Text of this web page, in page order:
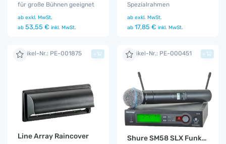
für große Bühnen geeignet
ab exkl. MwSt.
ab 53,55 € inkl. MwSt.
Spezialrahmen
ab exkl. MwSt.
ab 17,85 € inkl. MwSt.
Artikel-Nr.: PE-001875
Line Array Raincover
+ Artikel-Nr.: PE-000451
Shure SM58 SLX Funkmikro
+